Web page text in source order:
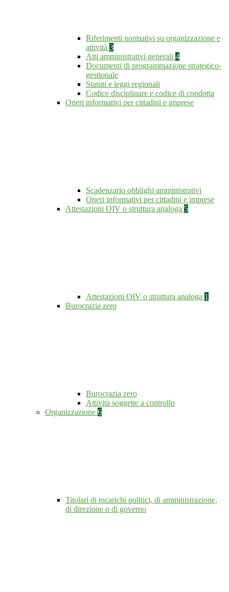
Riferimenti normativi su organizzazione e
attività 3
Atti amministrativi generali 4
Documenti di programmazione strategico-
gestionale
Statuti e leggi regionali
Codice disciplinare e codice di condotta
Oneri informativi per cittadini e imprese
Scadenzario obblighi amministrativi
Oneri informativi per cittadini e imprese
Attestazioni OIV o struttura analoga 5
Attestazioni OIV o struttura analoga 1
Burocrazia zero
Burocrazia zero
Attività soggette a controllo
Organizzazione 6
Titolari di incarichi politici, di amministrazione,
di direzione o di governo